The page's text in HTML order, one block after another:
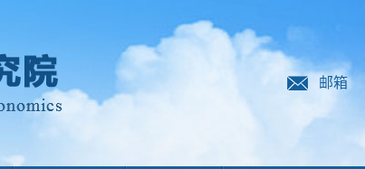
邮箱